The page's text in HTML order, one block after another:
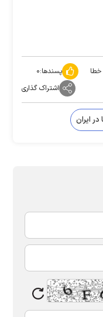
پسندها:۰
اشتراک گذاری
در ایران